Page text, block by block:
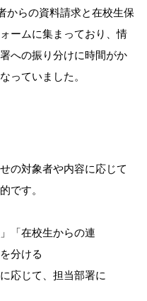
からの資料請求と在校生保
ームに集まっており、情
への振り分けに時間がか
っていました。
の対象者や内容に応じて
です。
「在校生からの連
分ける
応じて、担当部署に